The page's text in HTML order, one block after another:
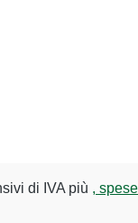
di IVA più ,